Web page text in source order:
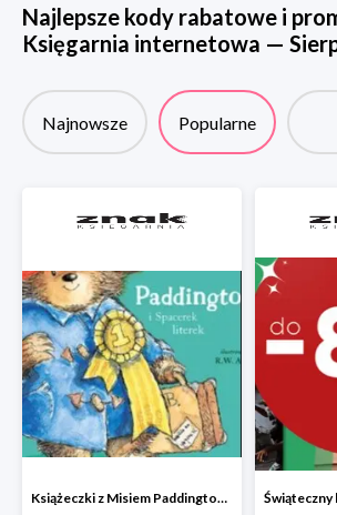
Najlepsze kody rabatowe i
Księgarnia internetowa —
Najnowsze Popularne
Książeczki z Misiem Paddingtonem do -50%